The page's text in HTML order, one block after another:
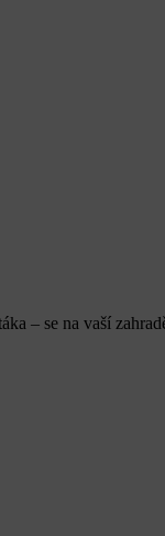
– se na vaší